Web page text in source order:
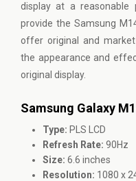
display at a reasonable
provide the Samsung
offer original and
the appearance and
original display.
Samsung Galaxy
Type: PLS LCD
Refresh Rate: 90Hz
Size: 6.6 inches
Resolution: 1080 x